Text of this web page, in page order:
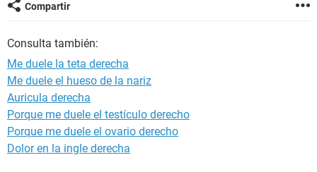
Compartir
Consulta también:
Me duele la teta derecha
Me duele el hueso de la nariz
Auricula derecha
Porque me duele el testículo derecho
Porque me duele el ovario derecho
Dolor en la ingle derecha